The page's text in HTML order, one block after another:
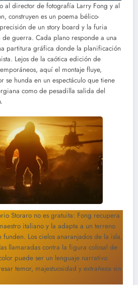
al director de fotografía Larry Fong y al
construyen es un poema bélico-
de un story board y la furia
guerra. Cada plano responde a una
partitura gráfica donde la planificación
Lejos de la caótica edición de
aquí el montaje fluye,
se hunda en un espectáculo que tiene
como de pesadilla salida del
Storaro no es gratuita: Fong recupera
italiano y la adapta a un terreno
Los cielos anaranjados de la isla,
llamaradas contra la figura colosal de
puede ser un lenguaje narrativo
temor, majestuosidad y extrañeza sin